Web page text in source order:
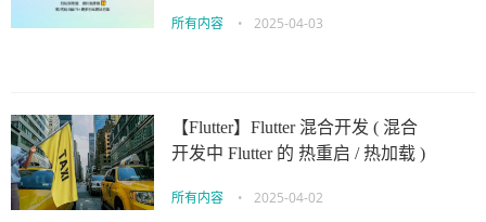
所有内容 • 2025-04-03
【Flutter】Flutter 混合开发 ( 混合
开发中 Flutter 的 热重启 / 热加载 )
所有内容 • 2025-04-02